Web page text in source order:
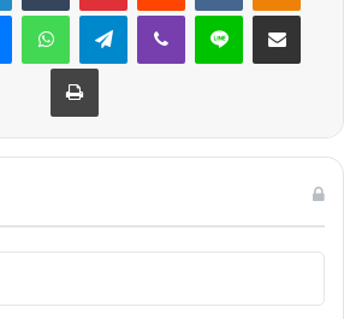
MessengerWhatsAppTelegramViber Line E-Posta ile
Yazdır